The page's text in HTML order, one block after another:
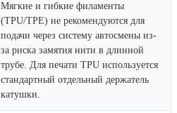
Мягкие и гибкие филаменты
(TPU/TPE) не рекомендуются для
подачи через систему автосмены из-
за риска замятия нити в длинной
трубе. Для печати TPU используется
стандартный отдельный держатель
катушки.